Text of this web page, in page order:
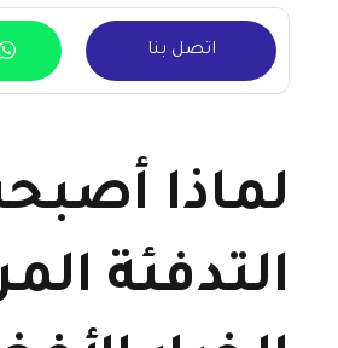
اتصل بنا
لماذا
التدفئة